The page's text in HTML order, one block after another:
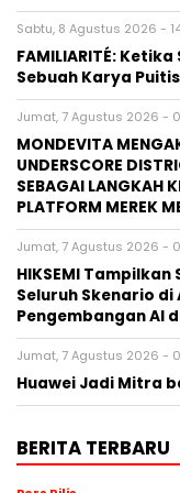
Sabtu, 8 Agustus 2026 -
FAMILIARITÉ:
Sebuah Karya Puitis
Jumat, 7 Agustus 2026 -
MONDEVITA
UNDERSCORE
SEBAGAI LANGKAH
PLATFORM MEREK
Jumat, 7 Agustus 2026 -
HIKSEMI
Seluruh Skenario di
Pengembangan AI
Jumat, 7 Agustus 2026 -
Huawei Jadi Mitra
BERITA TERBARU